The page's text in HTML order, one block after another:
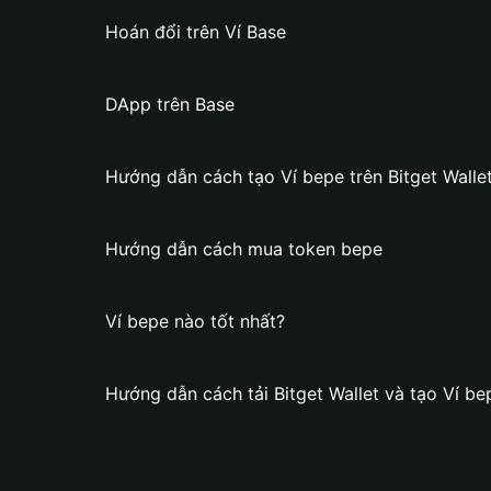
Hoán đổi trên Ví Base
DApp trên Base
Hướng dẫn cách tạo Ví bepe trên Bitget
Hướng dẫn cách mua token bepe
Ví bepe nào tốt nhất?
Hướng dẫn cách tải Bitget Wallet và tạo Ví